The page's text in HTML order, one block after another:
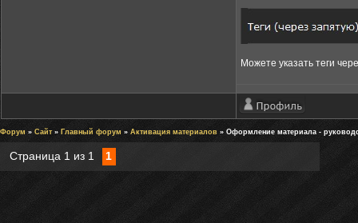
Можете указать теги
Форум » Сайт» Главный форум» Активация материалов » Оформление материала -
Страница 1 из 1 1